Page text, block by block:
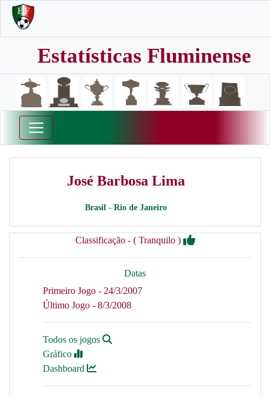
Estatísticas Fluminense
José Barbosa Lima
Brasil - Rio de Janeiro
Classificação - ( Tranquilo )
Datas
Primeiro Jogo - 24/3/2007
Último Jogo - 8/3/2008
Todos os jogos
Gráfico
Dashboard